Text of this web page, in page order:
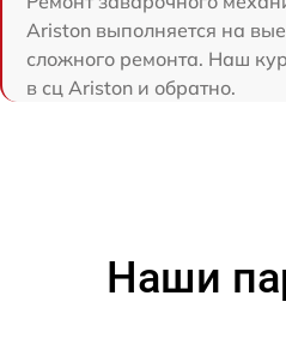
Ariston выполняется на
сложного ремонта. Наш
в сц Ariston и обратно.
Наши